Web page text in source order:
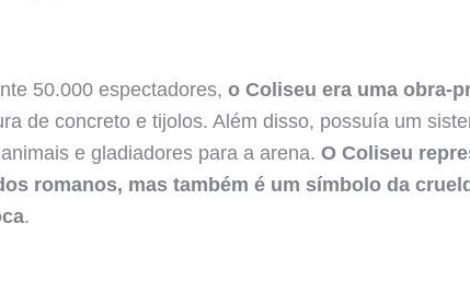
50.000 espectadores, o Coliseu era uma obra-
de concreto e tijolos. Além disso, possuía um
e gladiadores para a arena. O Coliseu
romanos, mas também é um símbolo da
.